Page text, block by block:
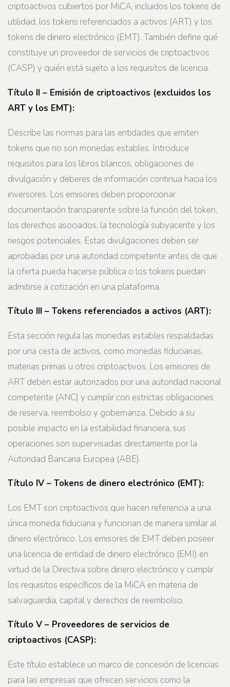
criptoactivos cubiertos por MiCA, incluidos los tokens de
utilidad, los tokens referenciados a activos (ART) y los
tokens de dinero electrónico (EMT). También define qué
constituye un proveedor de servicios de criptoactivos
(CASP) y quién está sujeto a los requisitos de licencia.
Título II – Emisión de criptoactivos (excluidos los
ART y los EMT):
Describe las normas para las entidades que emiten
tokens que no son monedas estables. Introduce
requisitos para los libros blancos, obligaciones de
divulgación y deberes de información continua hacia los
inversores. Los emisores deben proporcionar
documentación transparente sobre la función del token,
los derechos asociados, la tecnología subyacente y los
riesgos potenciales. Estas divulgaciones deben ser
aprobadas por una autoridad competente antes de que
la oferta pueda hacerse pública o los tokens puedan
admitirse a cotización en una plataforma.
Título III – Tokens referenciados a activos (ART):
Esta sección regula las monedas estables respaldadas
por una cesta de activos, como monedas fiduciarias,
materias primas u otros criptoactivos. Los emisores de
ART deben estar autorizados por una autoridad nacional
competente (ANC) y cumplir con estrictas obligaciones
de reserva, reembolso y gobernanza. Debido a su
posible impacto en la estabilidad financiera, sus
operaciones son supervisadas directamente por la
Autoridad Bancaria Europea (ABE).
Título IV – Tokens de dinero electrónico (EMT):
Los EMT son criptoactivos que hacen referencia a una
única moneda fiduciaria y funcionan de manera similar al
dinero electrónico. Los emisores de EMT deben poseer
una licencia de entidad de dinero electrónico (EMI) en
virtud de la Directiva sobre dinero electrónico y cumplir
los requisitos específicos de la MiCA en materia de
salvaguardia, capital y derechos de reembolso.
Título V – Proveedores de servicios de
criptoactivos (CASP):
Este título establece un marco de concesión de licencias
para las empresas que ofrecen servicios como la